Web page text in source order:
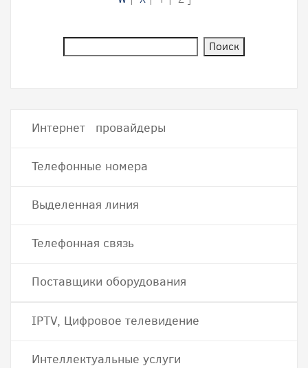
Интернет провайдеры
Телефонные номера
Выделенная линия
Телефонная связь
Поставщики оборудования
IPTV, Цифровое телевидение
Интеллектуальные услуги